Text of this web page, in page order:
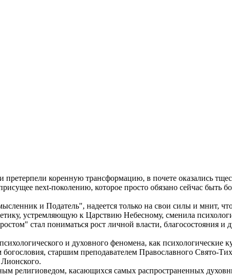
коренную трансформацию, в почете оказались
next-поколению, которое просто обязано сейчас быть
и Податель", надеется только на свои силы и мнит,
устремляющую к Царствию Небесному, сменила
стал пониматься рост личной власти, благосостояния
и духовного феномена, как психологические
старшим преподавателем Православного Свято-
религиоведом, касающихся самых распространенных